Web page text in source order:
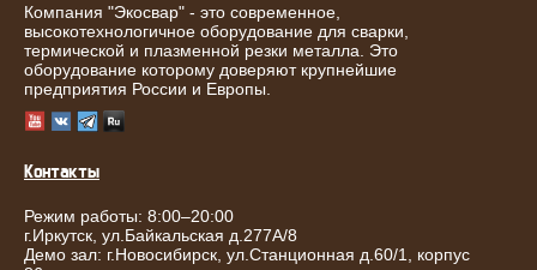
Компания "Экосвар" - это современное,
высокотехнологичное оборудование для сварки,
термической и плазменной резки металла. Это
оборудование которому доверяют крупнейшие
предприятия России и Европы.
Контакты
Режим работы: 8:00–20:00
г.Иркутск ул.Байкальская д.277А/8
Демо зал: г.Новосибирск, ул.Станционная д.60/1, корпус